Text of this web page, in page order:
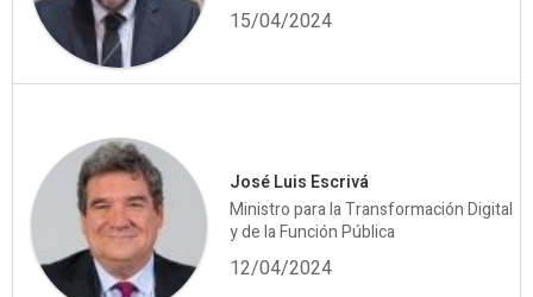
15/04/2024
José Luis Escrivá
Ministro para la Transformación Digital
y de la Función Pública
12/04/2024